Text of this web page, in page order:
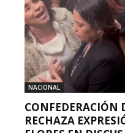
NACIONAL
CONFEDERACIÓN
RECHAZA